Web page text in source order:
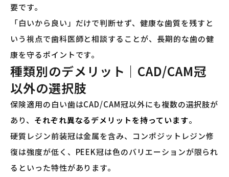
要です。
「白いから良い」だけで判断せず、健康な歯質を残すと
いう視点で歯科医師と相談することが、長期的な歯の健
康を守るポイントです。
種類別のデメリット｜CAD/CAM冠
以外の選択肢
保険適用の白い歯はCAD/CAM冠以外にも複数の選択肢が
あり、 それぞれ異なるデメリットを持っています。
硬質レジン前装冠は金属を含み、コンポジットレジン修
復は強度が低く、PEEK冠は色のバリエーションが限られ
るといった特性があります。